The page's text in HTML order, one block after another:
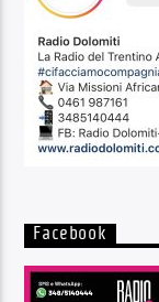
Facebook